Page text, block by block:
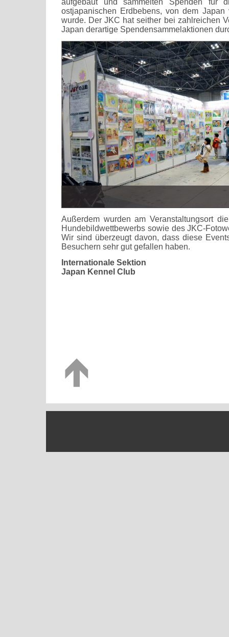
aufgebaut und sammelten Spenden für
ostjapanischen Erdbebens, von dem
wurde. Der JKC hat seither bei zahlreichen
Japan derartige Spendensammelaktionen
Außerdem wurden am Veranstaltungsort
Hundebildwettbewerbs sowie des JKC-
Wir sind überzeugt davon, dass diese
Besuchern sehr gut gefallen haben.
Internationale Sektion
Japan Kennel Club